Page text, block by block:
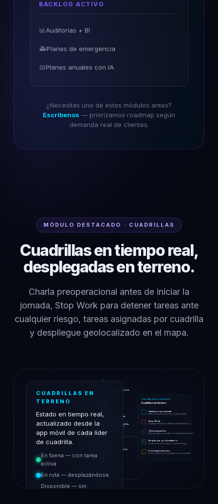
BACKLOG ACTIVO
📊 Auditorías + BI
🚑Planes de emergencia
📅Planes anuales con IA
¿Necesitas uno de estos módulos antes?
Escríbenos — priorizamos roadmap según
demanda real de clientes.
MÓDULO DESTACADO · CUADRILLAS
Cuadrillas en tiempo real,
desplegadas en terreno.
Charla preoperacional antes de iniciar la
jornada, Stop Work para detener tareas ante
cualquier riesgo, tareas asignadas por cuadrilla
y despliegue geolocalizado en el mapa.
ARGENTINA
Santiago — 12 cuadrillas
8 en faena · 4 en ruta
La Serena — en ruta
Valparaíso — 2 cuadrillas
Temuco — disponible
Iquique — disponible
QUÉ INCLUYE EL MÓDULO
Cuadrillas en terreno
🛡️
Charla preoperacional
Antes de iniciar la jornada, con firma digital.
⛔ Stop Work
Cualquier trabajador detiene la tarea ante riesgo.
📋
Tareas asignadas
Plan del día por cuadrilla, con checklist y evidencia.
📍
Despliegue geolocalizado
Posición en vivo, estado y ruta en el mapa.
📷
Evidencia en terreno
Fotos, firmas y geolocalización por cuadrilla.
CUADRILLAS EN
TERRENO
Estado en tiempo real,
actualizado desde la
app móvil de cada líder
de cuadrilla.
En faena — con tarea
activa
En ruta — desplazándose
Disponible — sin